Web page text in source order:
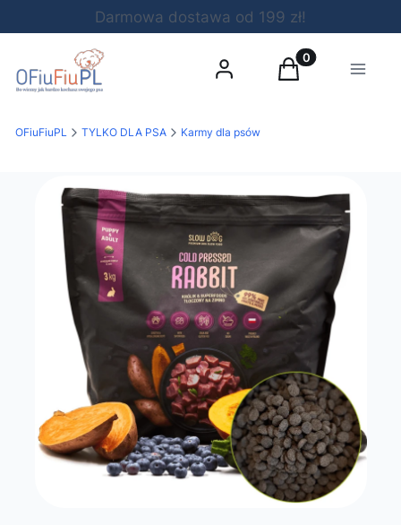
Darmowa dostawa od 199 zł!
Zaloguj sięProdukty w
Koszyk Menu
OFiuFiuPL TYLKO DLA PSA Karmy dla psów